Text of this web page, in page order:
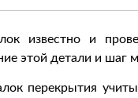
известно и
этой детали и
перекрытия